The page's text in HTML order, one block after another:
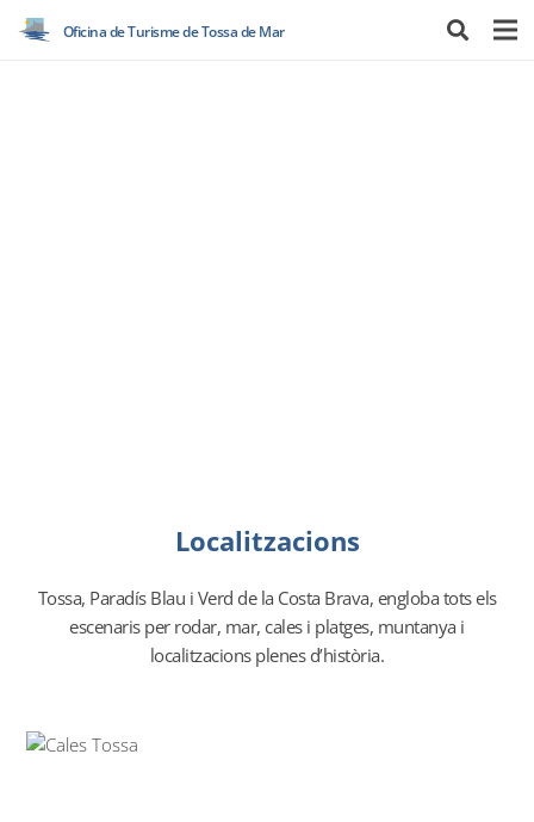
Oficina de Turisme de Tossa de Mar
Localitzacions
Tossa, Paradís Blau i Verd de la Costa Brava, engloba tots els
escenaris per rodar, mar, cales i platges, muntanya i
localitzacions plenes d’història.